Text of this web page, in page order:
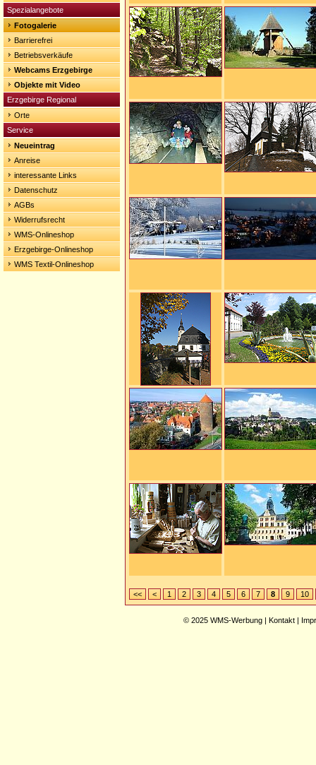
Spezialangebote
Fotogalerie
Barrierefrei
Betriebsverkäufe
Webcams Erzgebirge
Objekte mit Video
Erzgebirge Regional
Orte
Service
Neueintrag
Anreise
interessante Links
Datenschutz
AGBs
Widerrufsrecht
WMS-Onlineshop
Erzgebirge-Onlineshop
WMS Textil-Onlineshop
<< < 1 2 3 4 5 6 7 8 9 10
© 2025 WMS-Werbung | Kontakt |